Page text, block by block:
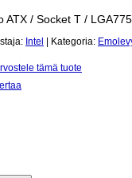
ATX / Socket T /
Intel | Kategoria:
tämä tuote